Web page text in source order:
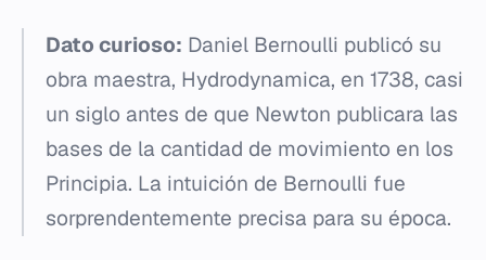
Dato curioso: Daniel Bernoulli publicó su
obra maestra, Hydrodynamica, en 1738, casi
un siglo antes de que Newton publicara las
bases de la cantidad de movimiento en los
Principia. La intuición de Bernoulli fue
sorprendentemente precisa para su época.